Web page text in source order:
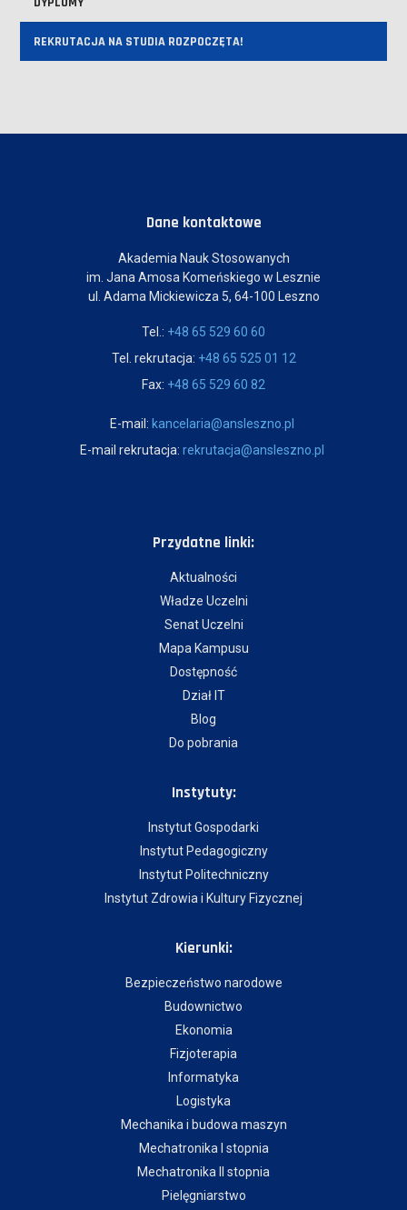
REKRUTACJA NA STUDIA ROZPOCZĘTA!
Dane kontaktowe
Akademia Nauk Stosowanych
im. Jana Amosa Komeńskiego w Lesznie
ul. Adama Mickiewicza 5, 64-100 Leszno
Tel.: +48 65 529 60 60
Tel. rekrutacja: +48 65 525 01 12
Fax: +48 65 529 60 82
E-mail: kancelaria@ansleszno.pl
E-mail rekrutacja: rekrutacja@ansleszno.pl
Przydatne linki:
Aktualności
Władze Uczelni
Senat Uczelni
Mapa Kampusu
Dostępność
Dział IT
Blog
Do pobrania
Instytuty:
Instytut Gospodarki
Instytut Pedagogiczny
Instytut Politechniczny
Instytut Zdrowia i Kultury Fizycznej
Kierunki:
Bezpieczeństwo narodowe
Budownictwo
Ekonomia
Fizjoterapia
Informatyka
Logistyka
Mechanika i budowa maszyn
Mechatronika I stopnia
Mechatronika II stopnia
Pielęgniarstwo